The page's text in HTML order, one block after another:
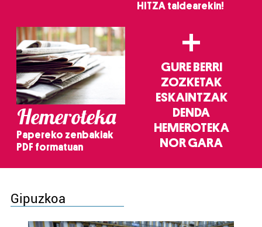
HITZA taldearekin!
Hemeroteka
Papereko zenbakiak
PDF formatuan
+
GURE BERRI
ZOZKETAK
ESKAINTZAK
DENDA
HEMEROTEKA
NOR GARA
Gipuzkoa